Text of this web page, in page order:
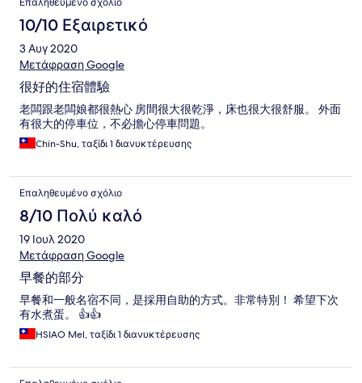
Επαληθευμένο σχόλιο
10/10 Εξαιρετικό
3 Αυγ 2020
Μετάφραση Google
很好的住宿體驗
老闆跟老闆娘都很熱心 房間很大很乾淨，床也很大很舒服。 外面
有很大的停車位，不必擔心停車問題。
Chin-Shu, ταξίδι 1 διανυκτέρευσης
Επαληθευμένο σχόλιο
8/10 Πολύ καλό
19 Ιουλ 2020
Μετάφραση Google
早餐的部分
早餐和一般名宿不同，是採用自助的方式。非常特別！ 希望下次
有水煮蛋。 👍👍
HSIAO Mel, ταξίδι 1 διανυκτέρευσης